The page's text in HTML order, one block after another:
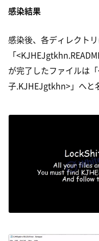
感染結果
感染後、各ディレクト
「
が完了したファイルは
子.KJHEJgtkhn>」へと